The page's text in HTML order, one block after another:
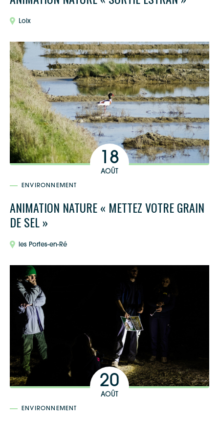
Loix
18
AOÛT
ENVIRONNEMENT
ANIMATION NATURE « METTEZ VOTRE GRAIN
DE SEL »
les Portes-en-Ré
20
AOÛT
ENVIRONNEMENT
ShareThis is disabled. Allow
Apple Plans
Waze